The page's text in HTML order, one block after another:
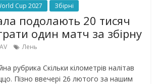
Cup 2027 Збірні
подолають 20 тисяч
один матч за збірну
AV Лень
рубрика Скільки кілометрів налітав
Пізно ввечері 26 лютого за нашим